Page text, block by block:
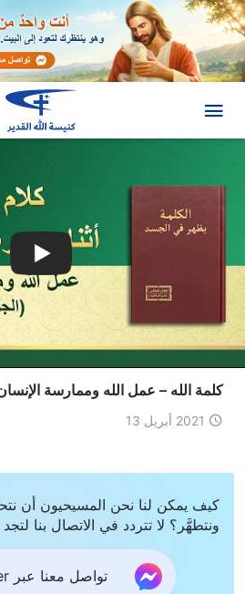
كلمة الله – عمل الله وممارسة
2021 أبريل 13
كيف يمكن لنا نحن المسيحيون أن
ونتطهَّر؟ لا تتردد في الاتصال بنا
تواصل معنا عبر Messenger